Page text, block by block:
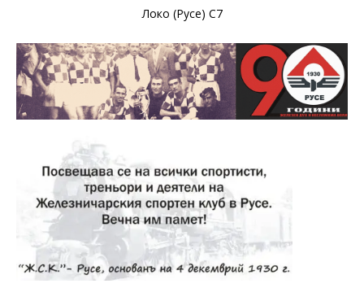
Локо (Русе) С7